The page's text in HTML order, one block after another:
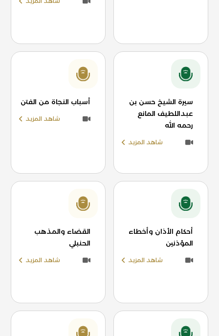
سيرة الشيخ حسن بن
عبداللطيف المانع
رحمه الله
شاهد المزيد
أسباب النجاة من الفتن
شاهد المزيد
أحكام الأذان وأخطاء
المؤذنين
شاهد المزيد
القضاء والمذهب
الحنبلي
شاهد المزيد